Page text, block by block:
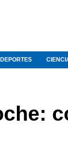
DEPORTES